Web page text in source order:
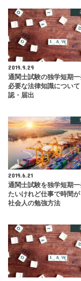
2019.9.29
通関士試験の独学短期
必要な法律知識につい
認・届出
2019.6.21
通関士試験を独学短期
たいけれど仕事で時間
社会人の勉強方法